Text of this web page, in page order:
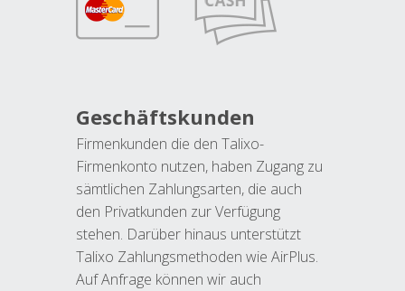
Geschäftskunden
Firmenkunden die den Talixo-
Firmenkonto nutzen, haben Zugang zu
sämtlichen Zahlungsarten, die auch
den Privatkunden zur Verfügung
stehen. Darüber hinaus unterstützt
Talixo Zahlungsmethoden wie AirPlus.
Auf Anfrage können wir auch